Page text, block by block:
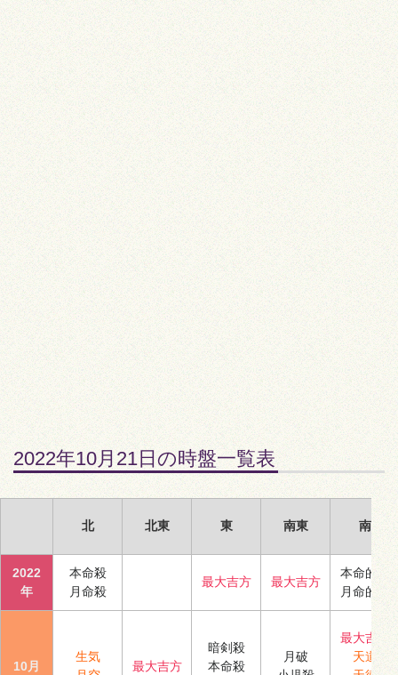
2022年10月21日の時盤一覧表
北 北東 東 南東 南
2022
年
本命殺
月命殺
最大吉方 最大吉方
本命的殺
月命的殺
10月
生気
最大吉方
暗剣殺
本命殺
月破
最大吉方
天道